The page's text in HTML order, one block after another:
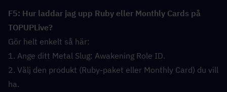
F5: Hur laddar jag upp Ruby eller Monthly Cards på
TOPUPLive?
Gör helt enkelt så här:
1. Ange ditt Metal Slug: Awakening Role ID.
2. Välj den produkt (Ruby-paket eller Monthly Card) du vill
ha.